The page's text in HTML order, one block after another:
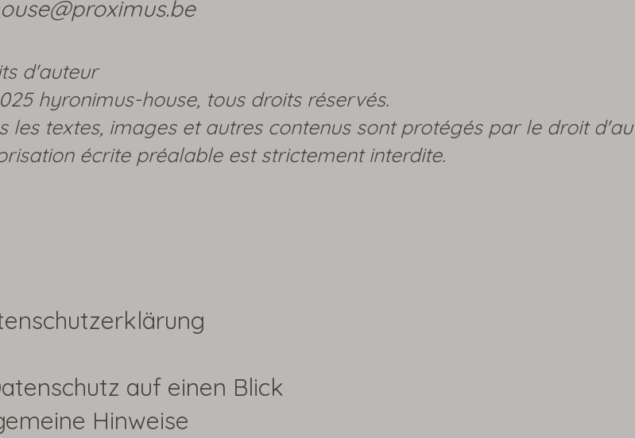
d'auteur
hyronimus-house, tous droits réservés.
les textes, images et autres contenus sont protégés par le droit
écrite préalable est strictement interdite.
auf einen Blick
Hinweise